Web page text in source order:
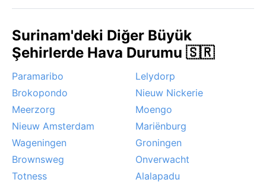
Surinam'deki Diğer Büyük
Şehirlerde Hava Durumu 🇸🇷
Paramaribo
Lelydorp
Brokopondo
Nieuw Nickerie
Meerzorg
Moengo
Nieuw Amsterdam
Mariënburg
Wageningen
Groningen
Brownsweg
Onverwacht
Totness
Alalapadu